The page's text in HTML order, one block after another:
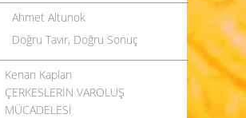
Ahmet Altunok
Doğru Tavır, Doğru Sonuç
Kenan Kaplan
ÇERKESLERİN VAROLUŞ
MÜCADELESİ